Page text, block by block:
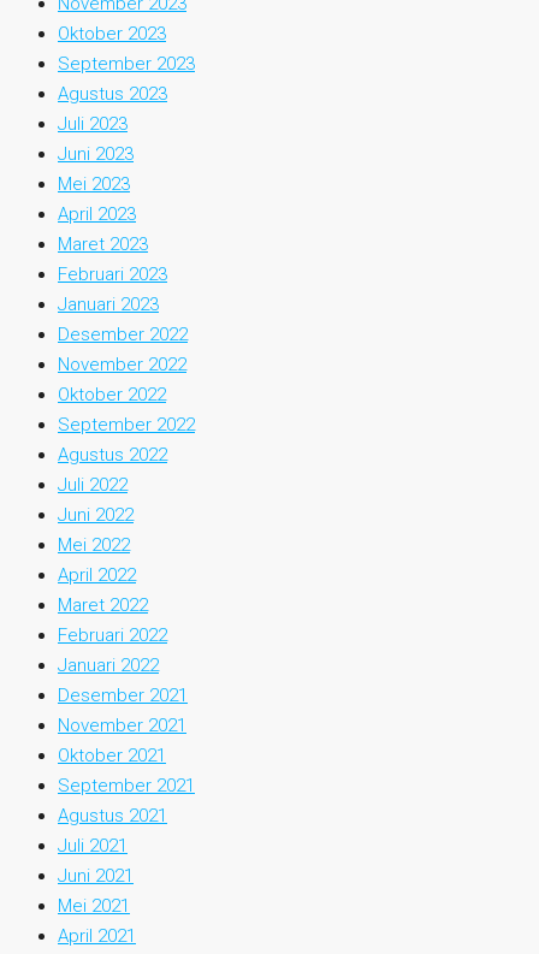
Oktober 2023
September 2023
Agustus 2023
Juli 2023
Juni 2023
Mei 2023
April 2023
Maret 2023
Februari 2023
Januari 2023
Desember 2022
November 2022
Oktober 2022
September 2022
Agustus 2022
Juli 2022
Juni 2022
Mei 2022
April 2022
Maret 2022
Februari 2022
Januari 2022
Desember 2021
November 2021
Oktober 2021
September 2021
Agustus 2021
Juli 2021
Juni 2021
Mei 2021
April 2021